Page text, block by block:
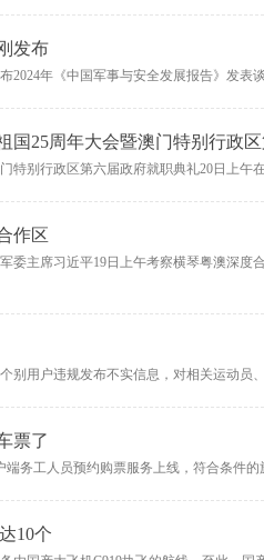
发布
2024年《中国军事与安全发展报告》发表
国25周年大会暨澳门特别行政
特别行政区第六届政府就职典礼20日上午
作区
委主席习近平19日上午考察横琴粤澳深
别用户违规发布不实信息，对相关运动员
票了
端务工人员预约购票服务上线，符合条件
10个